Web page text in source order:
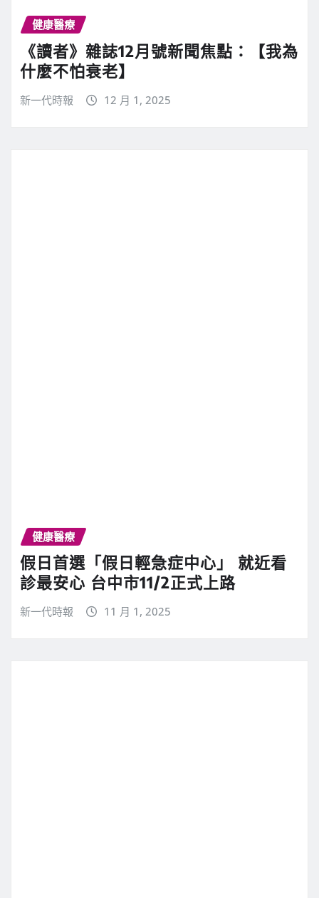
健康醫療
《讀者》雜誌12月號新聞焦點：【我為
什麼不怕衰老】
新一代時報 12 月 1, 2025
健康醫療
假日首選「假日輕急症中心」 就近看
診最安心 台中市11/2正式上路
新一代時報 11 月 1, 2025